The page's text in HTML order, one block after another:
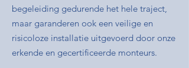
begeleiding gedurende het hele traject,
maar garanderen ook een veilige en
risicoloze installatie uitgevoerd door onze
erkende en gecertificeerde monteurs.